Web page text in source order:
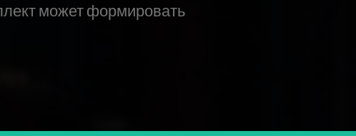
может формировать